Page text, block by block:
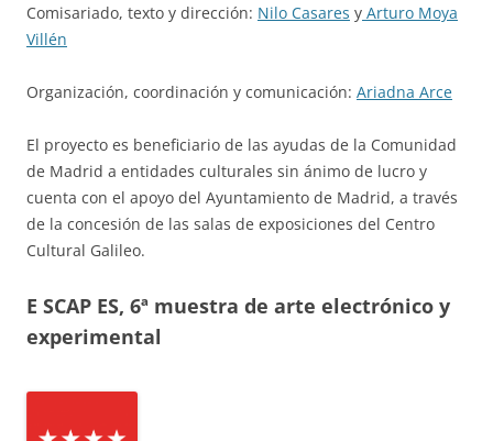
Comisariado, texto y dirección: Nilo Casares y Arturo Moya
Villén
Organización, coordinación y comunicación: Ariadna Arce
El proyecto es beneficiario de las ayudas de la Comunidad
de Madrid a entidades culturales sin ánimo de lucro y
cuenta con el apoyo del Ayuntamiento de Madrid, a través
de la concesión de las salas de exposiciones del Centro
Cultural Galileo.
E SCAP ES, 6ª muestra de arte electrónico y
experimental